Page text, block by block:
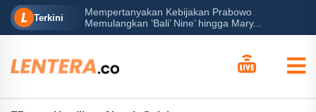
Terkini
Mempertanyakan Kebijakan Prabowo
Memulangkan ‘Bali’ Nine’ hingga Mary...